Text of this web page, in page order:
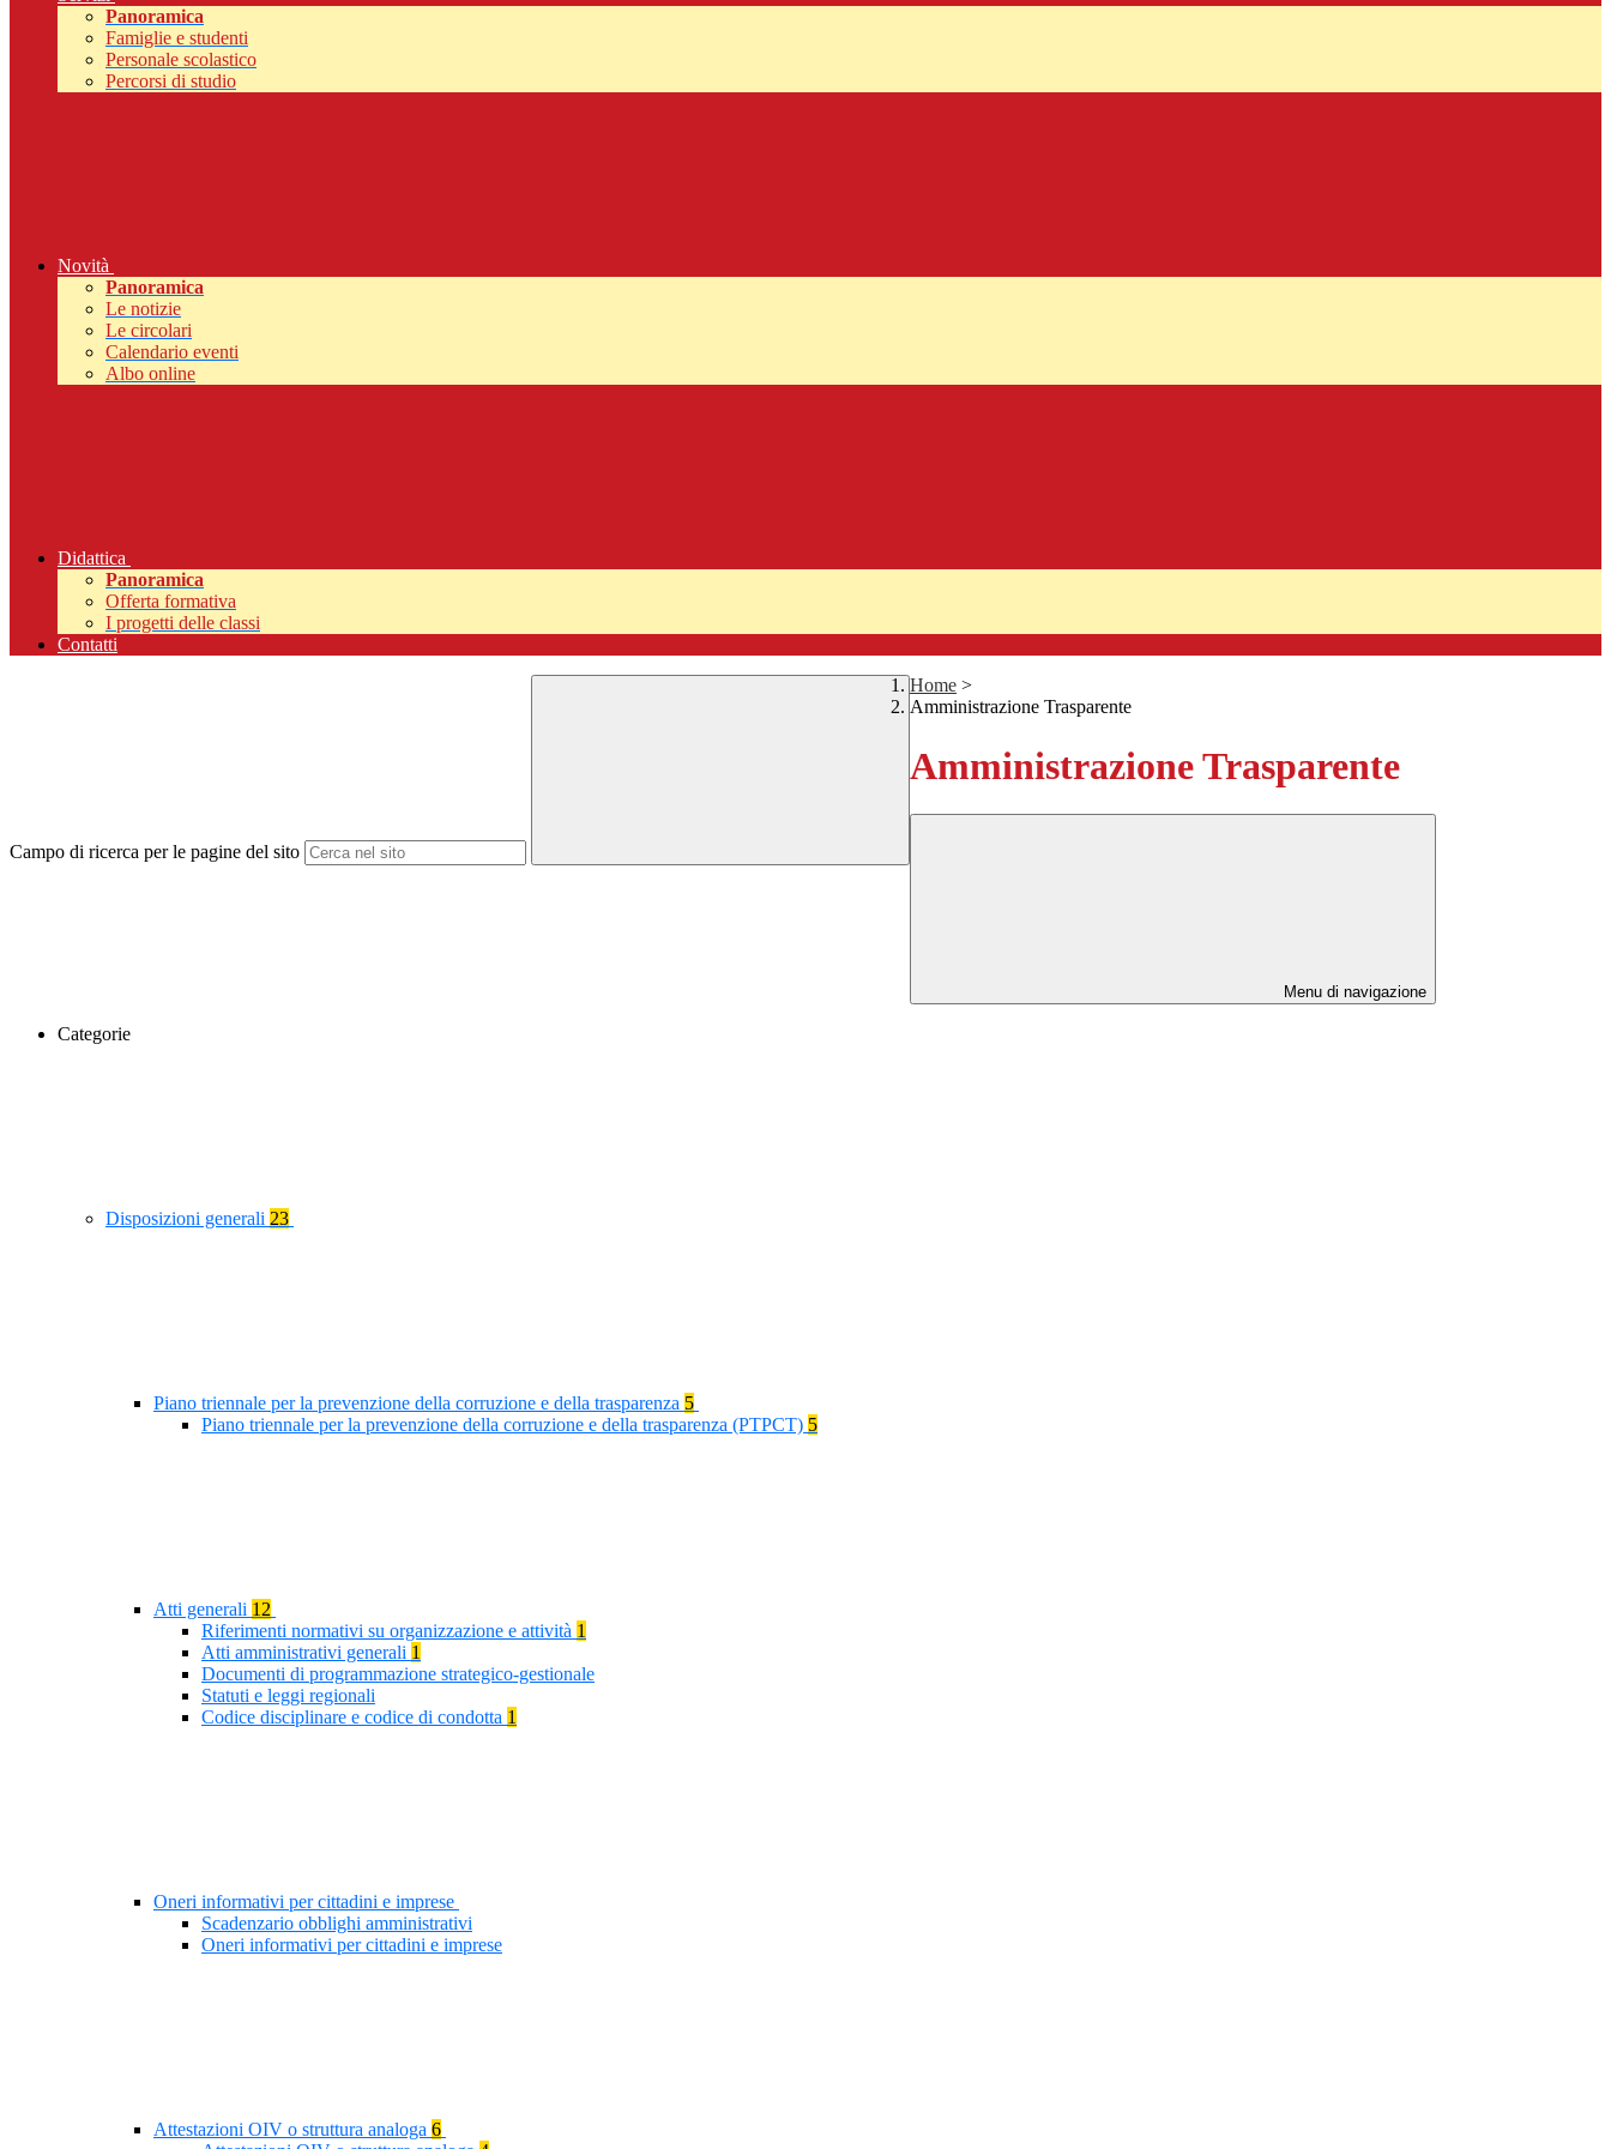
Panoramica
Famiglie e studenti
Personale scolastico
Percorsi di studio
Novità
Panoramica
Le notizie
Le circolari
Calendario eventi
Albo online
Didattica
Panoramica
Offerta formativa
I progetti delle classi
Contatti
Campo di ricerca per le pagine del sito
Home >
Amministrazione Trasparente
Amministrazione Trasparente
Menu di navigazione
Categorie
Disposizioni generali 23
Piano triennale per la prevenzione della corruzione e della trasparenza 5
Piano triennale per la prevenzione della corruzione e della trasparenza (PTPCT) 5
Atti generali 12
Riferimenti normativi su organizzazione e attività 1
Atti amministrativi generali 1
Documenti di programmazione strategico-gestionale
Statuti e leggi regionali
Codice disciplinare e codice di condotta 1
Oneri informativi per cittadini e imprese
Scadenzario obblighi amministrativi
Oneri informativi per cittadini e imprese
Attestazioni OIV o struttura analoga 6